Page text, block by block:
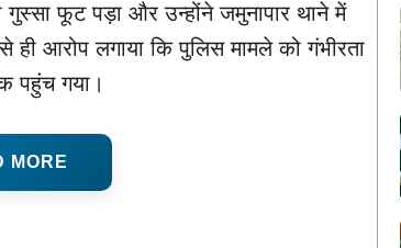
गुस्सा फूट पड़ा और उन्होंने जमुनापार थाने में
आरोप लगाया कि पुलिस मामले को गंभीरता
पहुंच गया।
MORE